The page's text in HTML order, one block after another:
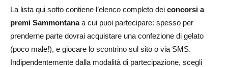
La lista qui sotto contiene l’elenco completo dei concorsi a
premi Sammontanaa cui puoi partecipare: spesso per
prenderne parte dovrai acquistare una confezione di gelato
(poco male!), e giocare lo scontrino sul sito o via SMS.
Indipendentemente dalla modalità di partecipazione, scegli